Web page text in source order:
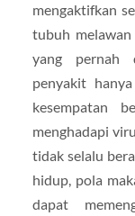
mengaktifkan
tubuh melawan
yang pernah
penyakit
kesempatan
menghadapi
tidak selalu
hidup, pola
dapat